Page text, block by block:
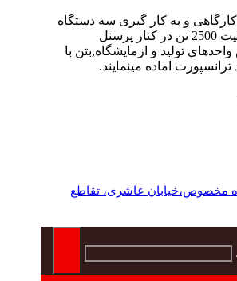
و به کار گیری سه دستگاه
بچینگ پلانت با ظرفیت 2500 تن در کنار پرسنل
تولید و ازمایشگاه,بتن با
اماده مینمایند.
کیلومتر 8 جاده مخصوص،خیابان عاشری، تقاطع